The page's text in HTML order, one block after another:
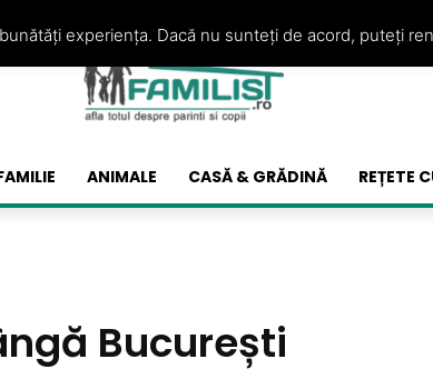
ANIMALE CASĂ & GRĂDINĂ REȚETE
București
experiența. Dacă nu sunteți de acord, puteți